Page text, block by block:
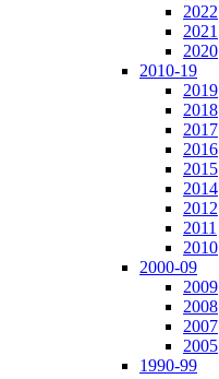
2022
2021
2020
2010-19
2019
2018
2017
2016
2015
2014
2012
2011
2010
2000-09
2009
2008
2007
2005
1990-99